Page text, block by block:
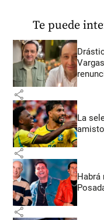
Te puede
share
La
share
Habrá
share